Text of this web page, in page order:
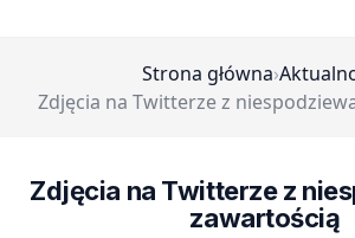
Strona główna›
Zdjęcia na Twitterze z
Zdjęcia na Twitterze z
zawartością